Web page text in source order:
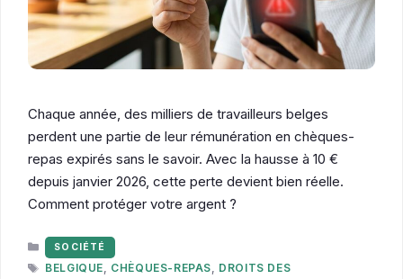
Chaque année, des milliers de travailleurs belges
perdent une partie de leur rémunération en chèques-
repas expirés sans le savoir. Avec la hausse à 10 €
depuis janvier 2026, cette perte devient bien réelle.
Comment protéger votre argent ?
CATÉGORIES
SOCIÉTÉ
ÉTIQUETTES
BELGIQUE, CHÈQUES-REPAS, DROITS DES